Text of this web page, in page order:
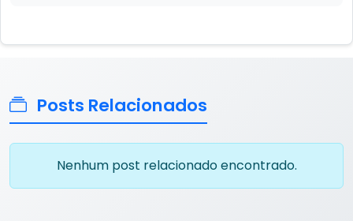
Posts Relacionados
Nenhum post relacionado encontrado.